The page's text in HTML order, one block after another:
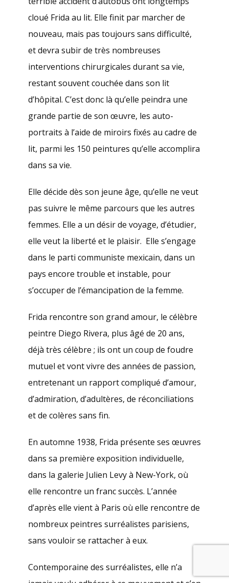
cloué Frida au lit. Elle finit par marcher de
nouveau, mais pas toujours sans difficulté,
et devra subir de très nombreuses
interventions chirurgicales durant sa vie,
restant souvent couchée dans son lit
d’hôpital. C’est donc là qu’elle peindra une
grande partie de son œuvre, les auto-
portraits à l’aide de miroirs fixés au cadre de
lit, parmi les 150 peintures qu’elle accomplira
dans sa vie.
Elle décide dès son jeune âge, qu’elle ne veut
pas suivre le même parcours que les autres
femmes. Elle a un désir de voyage, d’étudier,
elle veut la liberté et le plaisir. Elle s’engage
dans le parti communiste mexicain, dans un
pays encore trouble et instable, pour
s’occuper de l’émancipation de la femme.
Frida rencontre son grand amour, le célèbre
peintre Diego Rivera, plus âgé de 20 ans,
déjà très célèbre ; ils ont un coup de foudre
mutuel et vont vivre des années de passion,
entretenant un rapport compliqué d’amour,
d’admiration, d’adultères, de réconciliations
et de colères sans fin.
En automne 1938, Frida présente ses œuvres
dans sa première exposition individuelle,
dans la galerie Julien Levy à New-York, où
elle rencontre un franc succès. L’année
d’après elle vient à Paris où elle rencontre de
nombreux peintres surréalistes parisiens,
sans vouloir se rattacher à eux.
Contemporaine des surréalistes, elle n’a